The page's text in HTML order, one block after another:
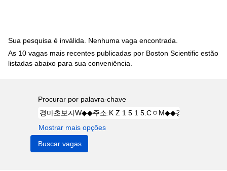
Sua pesquisa é inválida. Nenhuma vaga encontrada.
As 10 vagas mais recentes publicadas por Boston Scientific estão
listadas abaixo para sua conveniência.
Procurar por palavra-chave
Mostrar mais opções